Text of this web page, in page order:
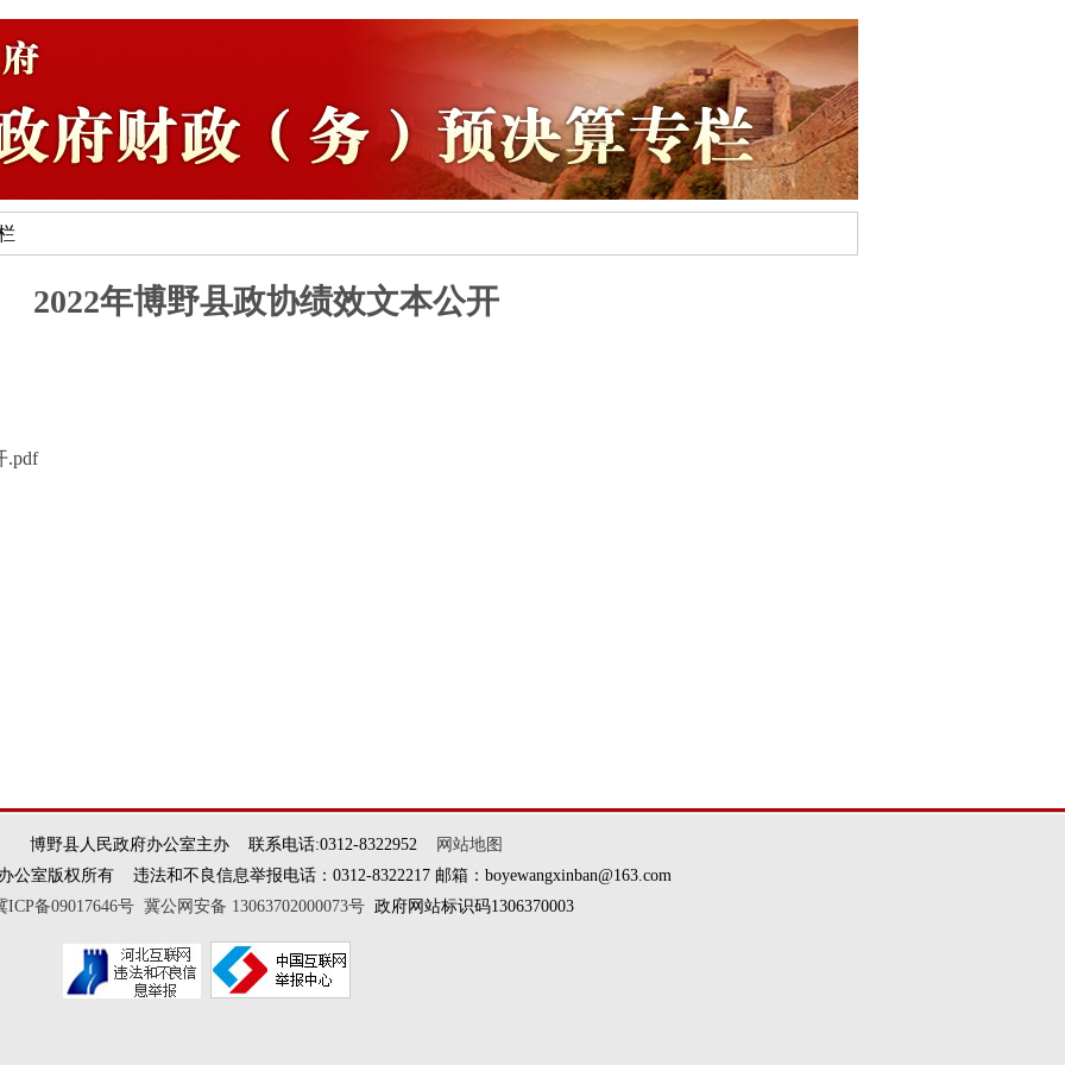
2022年博野县政协绩效文本公开
.pdf
博野县人民政府办公室主办 联系电话:0312-8322952
网站地图
室版权所有 违法和不良信息举报电话：0312-8322217 邮箱：boyewangxinban@163.com
ICP备09017646号 冀公网安备 13063702000073号 政府网站标识码1306370003